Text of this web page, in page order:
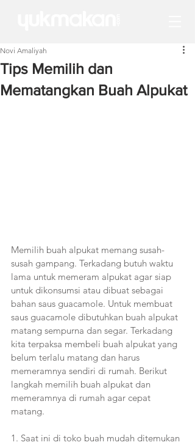
Tips Memilih dan
Mematangkan Buah Alpukat
Novi Amaliyah
Memilih buah alpukat memang susah-
susah gampang. Terkadang butuh waktu
lama untuk memeram alpukat agar siap
untuk dikonsumsi atau dibuat sebagai
bahan saus guacamole. Untuk membuat
saus guacamole dibutuhkan buah alpukat
matang sempurna dan segar. Terkadang
kita terpaksa membeli buah alpukat yang
belum terlalu matang dan harus
memeramnya sendiri di rumah. Berikut
langkah memilih buah alpukat dan
memeramnya di rumah agar cepat
matang.
1. Saat ini di toko buah mudah ditemukan